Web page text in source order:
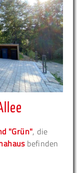
"Grün", die
befinden